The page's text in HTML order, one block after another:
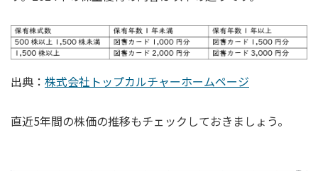
出典： 株式会社トップカルチャーホームページ
直近5年間の株価の推移もチェックしておきましょう。